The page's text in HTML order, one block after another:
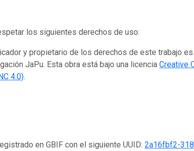
los siguientes derechos de uso:
y propietario de los derechos de este trabajo
JaPu. Esta obra está bajo una licenciaCreative
4.0).
en GBIF con el siguiente UUID:2a16fbf2-